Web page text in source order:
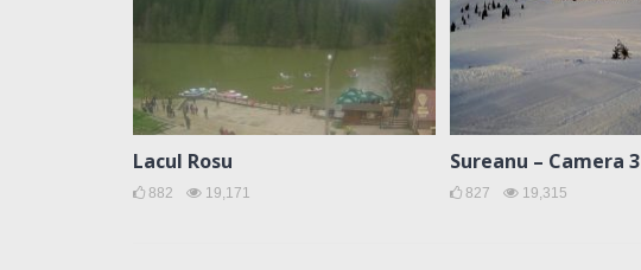
Lacul Rosu
882 19,171
Sureanu – Camera 3
827 19,315